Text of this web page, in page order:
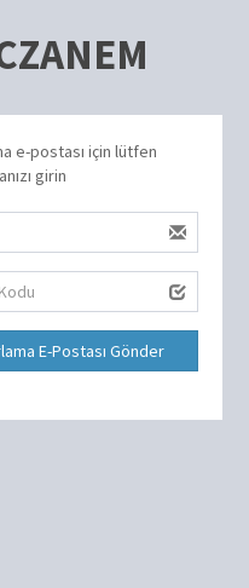
e-postası için lütfen
girin
E-Postası Gönder